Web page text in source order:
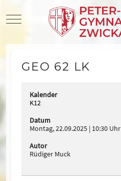
Mobile Menu Toggle
GEO 62 LK
Kalender
K12
Datum
Montag, 22.09.2025 10:30 Uhr
Autor
Rüdiger Muck